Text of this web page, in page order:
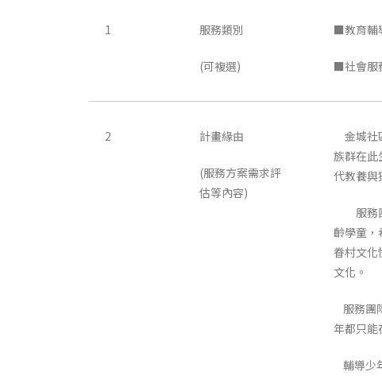
1 服務類別
(可複選)
■教育輔
■社會服
2 計畫緣由
(服務方案需求評
估等內容)
金城社
族群在此
代教養與
服務團
齡學童，
眷村文化
文化。
服務團
年都只能
輔導少